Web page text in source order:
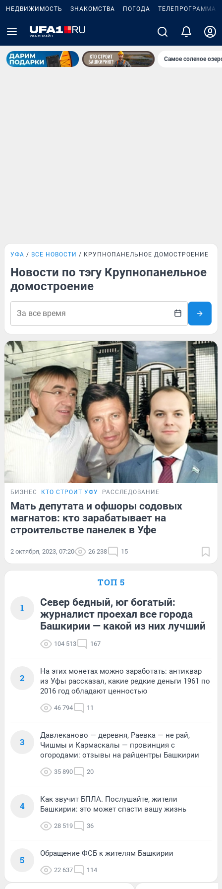
НЕДВИЖИМОСТЬ ЗНАКОМСТВА ПОГОДА ТЕЛЕПРОГРАММА
Самое соленое
УФА ВСЕ НОВОСТИ КРУПНОПАНЕЛЬНОЕ ДОМОСТРОЕНИЕ
Новости по тэгу Крупнопанельное
домостроение
БИЗНЕС КТО СТРОИТ УФУ РАССЛЕДОВАНИЕ
Мать депутата и офшоры содовых
магнатов: кто зарабатывает на
строительстве панелек в Уфе
2 октября, 2023, 07:20 26 238 15
ТОП 5
1
Север бедный, юг богатый:
журналист проехал все города
Башкирии — какой из них лучший
104 513 167
2
На этих монетах можно заработать: антиквар
из Уфы рассказал, какие редкие деньги 1961 по
2016 год обладают ценностью
46 794 11
3
Давлеканово — деревня, Раевка — не рай,
Чишмы и Кармаскалы — провинция с
огородами: отзывы на райцентры Башкирии
35 890 20
4
Как звучит БПЛА. Послушайте, жители
Башкирии: это может спасти вашу жизнь
28 519 36
5
Обращение ФСБ к жителям Башкирии
22 637 114